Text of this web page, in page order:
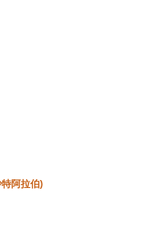
阿拉伯)